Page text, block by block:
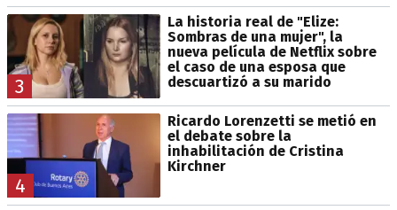
3
La historia real de "Elize:
Sombras de una mujer", la
nueva película de Netflix sobre
el caso de una esposa que
descuartizó a su marido
4
Ricardo Lorenzetti se metió en
el debate sobre la
inhabilitación de Cristina
Kirchner